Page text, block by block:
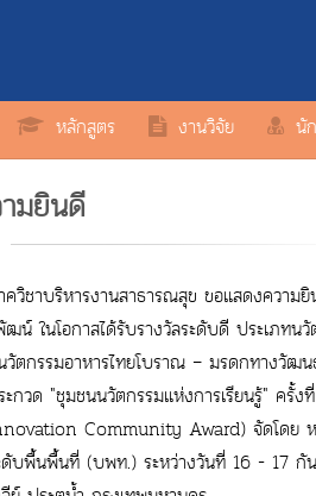
หลักสูตร งานวิจัย นั
มยินดี
ควิชาบริหารงานสาธารณสุข ขอแสดงความ
น์ ในโอกาสได้รับรางวัลระดับดี ประเภทน
วัตกรรมอาหารไทยโบราณ – มรดกทางวัฒ
ะกวด "ชุมชนนวัตกรรมแห่งการเรียนรู้" ค
Community Award) จัดโดย ห
ดับพื้นพื้นที่ (บพท.) ระหว่างวันที่ 16 - 17 กั